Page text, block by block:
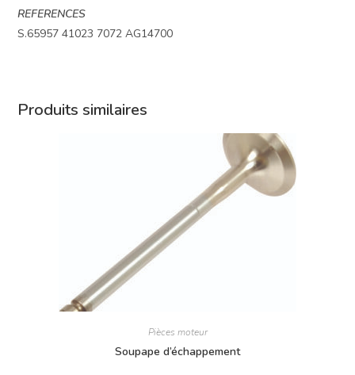
REFERENCES
S.65957 41023 7072 AG14700
Produits similaires
Pièces moteur
Soupape d’échappement